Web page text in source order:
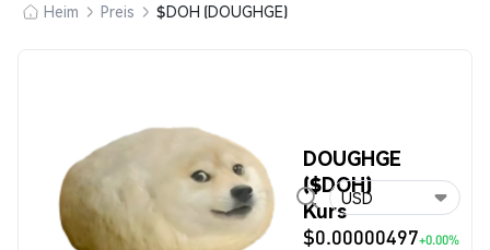
Heim Preis $DOH (DOUGHGE)
DOUGHGE
($DOH)
Kurs
$0.00000497+0.00%
USD